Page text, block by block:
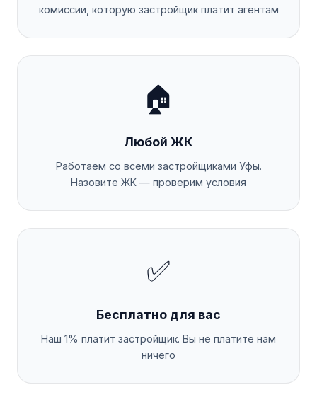
комиссии, которую застройщик платит агентам
🏠
Любой ЖК
Работаем со всеми застройщиками Уфы.
Назовите ЖК — проверим условия
✅
Бесплатно для вас
Наш 1% платит застройщик. Вы не платите нам
ничего